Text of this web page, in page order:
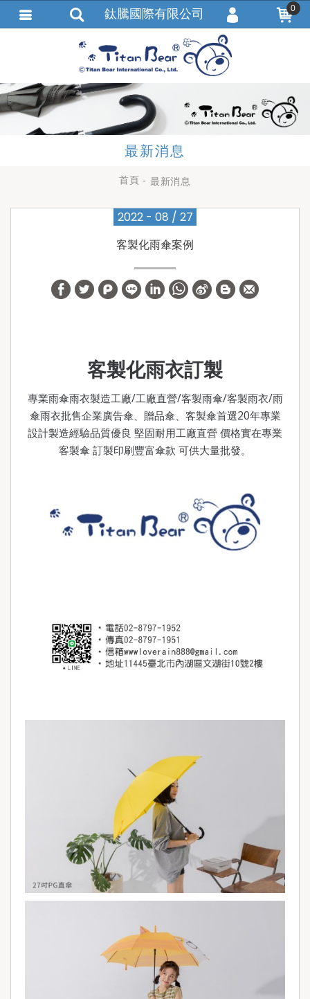
最新消息
首頁 最新消息
2022 - 08 / 27
客製化雨傘案例
W
s
A
p
p
S
W
e
i
b
o
客製化雨衣訂製
專業雨傘雨衣製造工廠/工廠直營/客製雨傘/客製雨衣/雨
傘雨衣批售企業廣告傘、贈品傘、客製傘首選20年專業
設計製造經驗品質優良 堅固耐用工廠直營 價格實在專業
客製傘 訂製印刷豐富傘款 可供大量批發。
鈦騰國際有限公司 0
會員註冊
忘記密碼
訂單查詢
追蹤清單